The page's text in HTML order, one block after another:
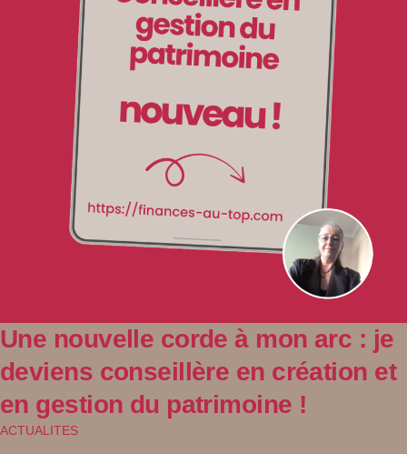
Une nouvelle corde à mon arc : je
deviens conseillère en création et
en gestion du patrimoine !
ACTUALITES